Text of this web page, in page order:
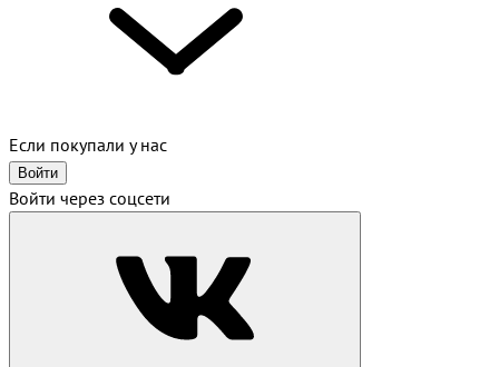
Если покупали у нас
Войти
Войти через соцсети